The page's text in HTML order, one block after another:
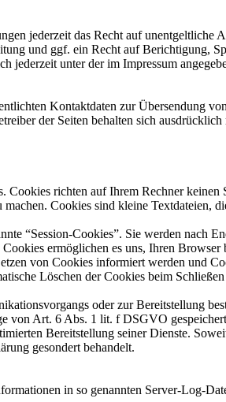
jederzeit das Recht auf unentgeltliche
und ggf. ein Recht auf Berichtigung,
jederzeit unter der im Impressum
Kontaktdaten zur Übersendung
der Seiten behalten sich
Cookies richten auf Ihrem Rechner
Cookies sind kleine Textdateien,
“Session-Cookies”. Sie werden nach
ermöglichen es uns, Ihren
von Cookies informiert werden und
Löschen der Cookies beim
oder zur Bereitstellung
Art. 6 Abs. 1 lit. f DSGVO
Bereitstellung seiner Dienste.
gesondert behandelt.
in so genannten Server-Log-